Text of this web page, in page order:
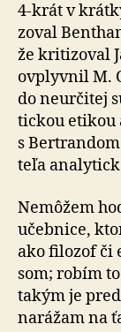
4-krát v
zo­val
že kri­ti­zo­val
ovplyvnil M.
do ne­urči­tej
tickou etikou
s
teľa
Nemôžem
učeb­nice,
ako fi­lo­zof či
som; robím
takým je
narážam na